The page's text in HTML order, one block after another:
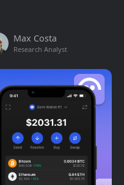
Max Costa
Research Analyst